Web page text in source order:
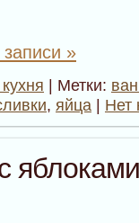
»
| Метки:
, яйца | Нет